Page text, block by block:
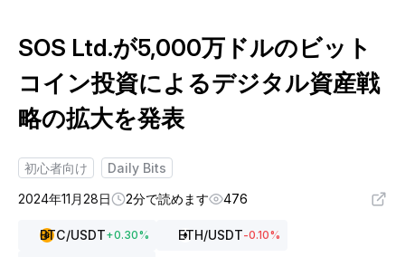
SOS Ltd.が5,000万ドルのビット
コイン投資によるデジタル資産戦
略の拡大を発表
初心者向け
Daily Bits
2024年11月28日
2分で読めます 476
BTC/USDT+0.30% ETH/USDT-0.10%